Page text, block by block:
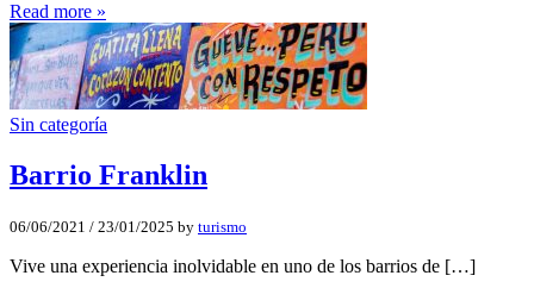
Read more »
Sin categoría
Barrio Franklin
06/06/2021 / 23/01/2025 by turismo
Vive una experiencia inolvidable en uno de los barrios de […]